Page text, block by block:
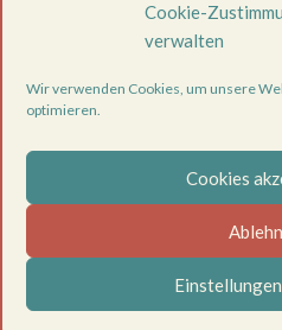
Cookie-
verwalten
Wir verwenden Cookies, um unsere
optimieren.
Cookies
getroffen und keine
keine ärztliche,
psychischen Beschwerden oder
bitte an eine entsprechend
Datenschutzerklärung
Cookie-Richtlinie (EU)